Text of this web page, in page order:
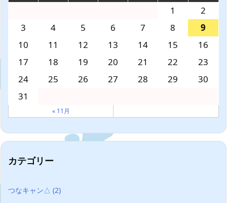
1
2
3
4 5 6 7 8
9
10
11 12 13 14 15
16
17
18 19 20 21 22
23
24
25 26 27 28 29
30
31
« 11月
カテゴリー
つなキャン△ (2)